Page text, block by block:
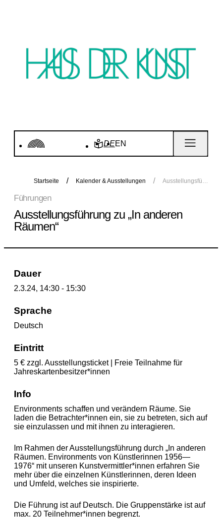
DEEN
Startseite Kalender & Ausstellungen Ausstellungsführung zu „In anderen Räumen“
Führungen
Ausstellungsführung zu „In anderen
Räumen“
Dauer
2.3.24, 14:30 - 15:30
Sprache
Deutsch
Eintritt
5 € zzgl. Ausstellungsticket | Freie Teilnahme für
Jahreskartenbesitzer*innen
Info
Environments schaffen und verändern Räume. Sie
laden die Betrachter*innen ein, sie zu betreten, sich auf
sie einzulassen und mit ihnen zu interagieren.
Im Rahmen der Ausstellungsführung durch „In anderen
Räumen. Environments von Künstlerinnen 1956—
1976“ mit unseren Kunstvermittler*innen erfahren Sie
mehr über die einzelnen Künstlerinnen, deren Ideen
und Umfeld, welches sie inspirierte.
Die Führung ist auf Deutsch. Die Gruppenstärke ist auf
max. 20 Teilnehmer*innen begrenzt.